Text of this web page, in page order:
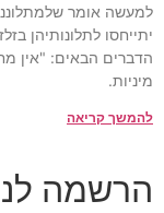
למעשה אומר
יתייחסו לתלונותיהן
הדברים הבאים: "אין
מיניות.
להמשך קריאה
הרשמה